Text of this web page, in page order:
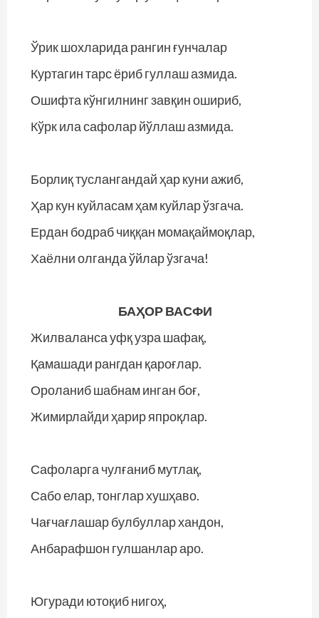
Ўрик шохларида рангин ғунчалар
Куртагин тарс ёриб гуллаш азмида.
Ошифта кўнгилнинг завқин ошириб,
Кўрк ила сафолар йўллаш азмида.
Борлиқ туслангандай ҳар куни ажиб,
Ҳар кун куйласам ҳам куйлар ўзгача.
Ердан бодраб чиққан момақаймоқлар,
Хаёлни олганда ўйлар ўзгача!
БАҲОР ВАСФИ
Жилваланса уфқ узра шафақ,
Қамашади рангдан қароғлар.
Ороланиб шабнам инган боғ,
Жимирлайди ҳарир япроқлар.
Сафоларга чулғаниб мутлақ,
Сабо елар, тонглар хушҳаво.
Чағчағлашар булбуллар хандон,
Анбарафшон гулшанлар аро.
Югуради ютоқиб нигоҳ,